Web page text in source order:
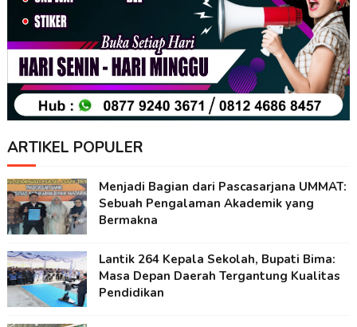
ARTIKEL POPULER
Menjadi Bagian dari Pascasarjana UMMAT:
Sebuah Pengalaman Akademik yang
Bermakna
Lantik 264 Kepala Sekolah, Bupati Bima:
Masa Depan Daerah Tergantung Kualitas
Pendidikan